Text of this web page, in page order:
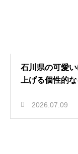
石川県の可愛
上げる個性的
2026.07.09